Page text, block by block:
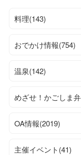
料理(143)
おでかけ情報(754)
温泉(142)
めざせ！かごしま
OA情報(2019)
主催イベント(41)